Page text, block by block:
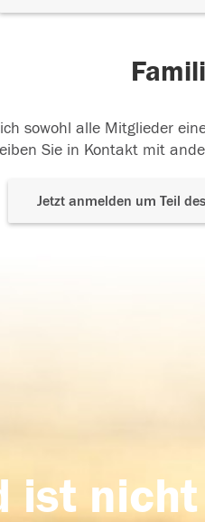
sowohl alle Mitglieder
Sie in Kontakt mit
Jetzt anmelden um Teil
ist